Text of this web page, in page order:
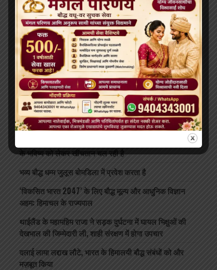
RECENT POSTS
दलाई लामा 91 साल के हो गए हैं; भारत और चीन के बीच बौद्ध धर्म
के भविष्य को लेकर खींचतान चल रही है
भव्य बौद्ध धम्म जुलूस बोमडिला में प्रवेश करता है
‘विकसित भारत 2047’ के लिए बौद्ध मूल्य और आधुनिक विज्ञान
अहम: हिमाचल के राज्यपाल
थाईलैंड के महामहिम राजा ने सड़क दुर्घटना में घायल भिक्षुओं की
देखभाल की जिम्मेदारी ली, शाही संरक्षण में होगा उपचार
दलाई लामा लद्दाख लौटे, भारत के हिमालयी बौद्ध संबंधों को और
मज़बूत किया